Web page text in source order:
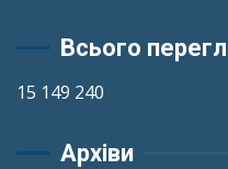
Всього
15 149 240
Архіви